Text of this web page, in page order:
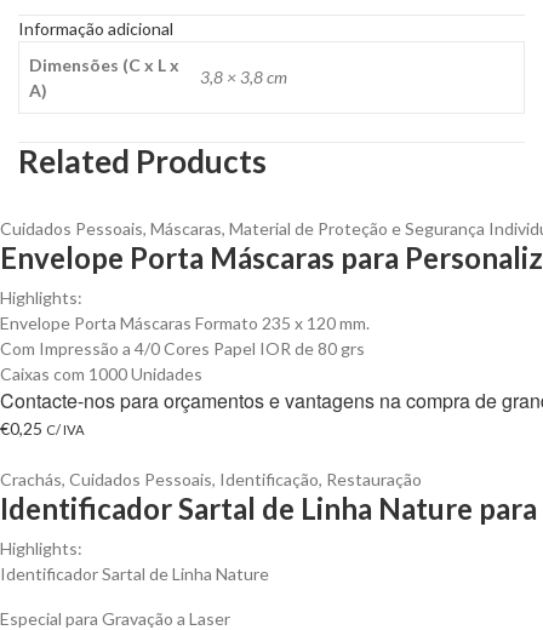
Informação adicional
Dimensões (C x L x
A)
3,8 × 3,8 cm
Related Products
Cuidados Pessoais, Máscaras, Material de Proteção e Segurança
Envelope Porta Máscaras para
Highlights:
Envelope Porta Máscaras Formato 235 x 120 mm.
Com Impressão a 4/0 Cores Papel IOR de 80 grs
Caixas com 1000 Unidades
Contacte-nos para orçamentos e vantagens na compra de
€0,25 C/ IVA
Crachás, Cuidados Pessoais, Identificação, Restauração
Identificador Sartal de Linha Nature
Highlights:
Identificador Sartal de Linha Nature
Especial para Gravação a Laser